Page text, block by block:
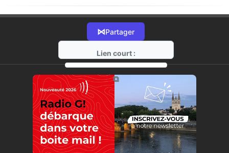
⋈Partager
Lien court :
https://radio-g.fr?10566
⧉